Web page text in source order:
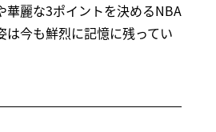
華麗な3ポイントを決めるNBA
は今も鮮烈に記憶に残ってい